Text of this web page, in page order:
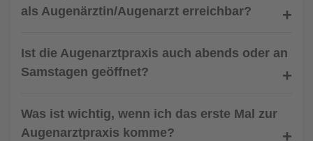
als Augenärztin/Augenarzt erreichbar?
Ist die Augenarztpraxis auch abends oder an
Samstagen geöffnet?
Was ist wichtig, wenn ich das erste Mal zur
Augenarztpraxis komme?